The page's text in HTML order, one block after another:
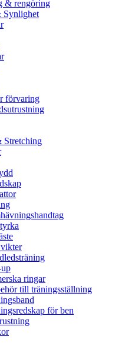
& rengöring
Synlighet
förvaring
Stretching
ringar
till träningsställning
för ben